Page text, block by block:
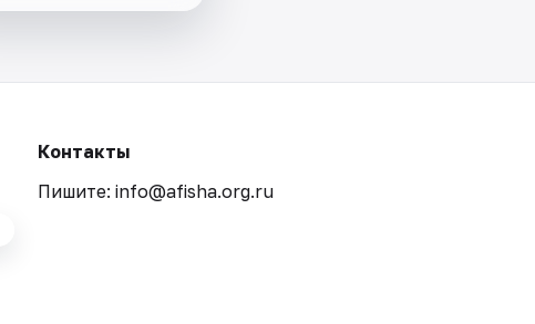
Контакты
Пишите: info@afisha.org.ru